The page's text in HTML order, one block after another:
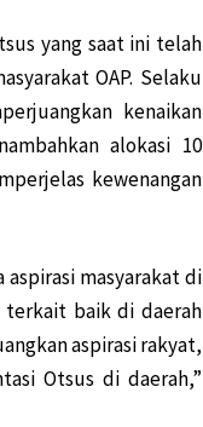
yang saat ini telah
OAP. Selaku
kenaikan
alokasi 10
kewenangan
aspirasi masyarakat di
terkait baik di daerah
aspirasi rakyat,
Otsus di daerah,”